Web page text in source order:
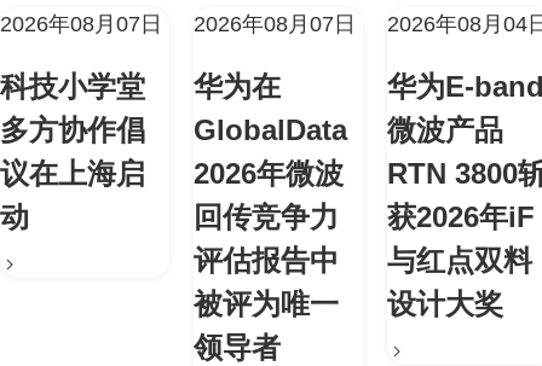
2026年08月07日
科技小学堂
多方协作倡
议在上海启
动
2026年08月07日
华为在
GlobalData
2026年微波
回传竞争力
评估报告中
被评为唯一
领导者
2026年08月04
华为E-
微波产品
RTN 3800
获2026年iF
与红点双料
设计大奖